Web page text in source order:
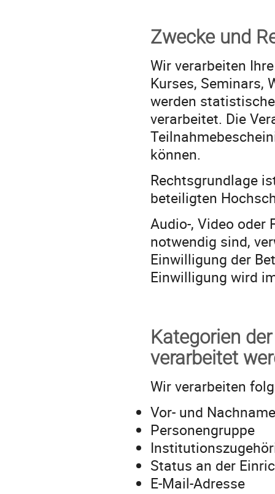
Zwecke und
Wir verarbeiten
Kurses, Seminars,
werden
verarbeitet. Die
können.
Rechtsgrundlage
beteiligten
Audio-, Video oder
notwendig sind,
Einwilligung der
Einwilligung wird
Kategorien
verarbeitet
Wir verarbeiten
Vor- und Nachname
Personengruppe
Status an der
E-Mail-Adresse